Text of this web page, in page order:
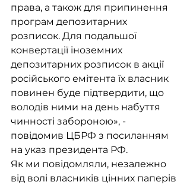
права, а також для припинення
програм депозитарних
розписок. Для подальшої
конвертації іноземних
депозитарних розписок в акції
російського емітента їх власник
повинен буде підтвердити, що
володів ними на день набуття
чинності забороною», -
повідомив ЦБРФ з посиланням
на указ президента РФ.
Як ми повідомляли, незалежно
від волі власників цінних паперів